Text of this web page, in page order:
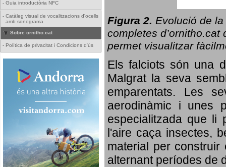
- Guia introductòria NFC
- Catàleg visual de vocalitzacions d'ocells
amb sonograma
Sobre ornitho.cat
- Política de privacitat i Condicions d'ús
Figura 2. Evolució de la
completes d’ornitho.cat
permet visualitzar
Els falciots són una
Malgrat la seva
emparentats. Les
aerodinàmic i unes
especialitzada que li
l'aire caça insectes,
material per
alternant períodes de